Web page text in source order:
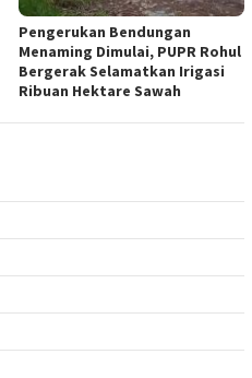
Pengerukan Bendungan
Menaming Dimulai, PUPR Rohul
Bergerak Selamatkan Irigasi
Ribuan Hektare Sawah